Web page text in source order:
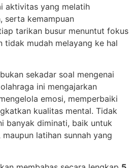
aktivitas yang melatih
serta kemampuan
tarikan busur menuntut fokus
tidak mudah melayang ke hal
sekadar soal mengenai
ini mengajarkan
emosi, memperbaiki
kualitas mental. Tidak
banyak diminati, baik untuk
latihan sunnah yang